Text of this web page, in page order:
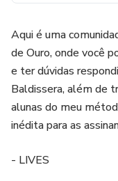
Aqui é uma
de Ouro, onde você
e ter dúvidas
Baldissera, além de
alunas do meu
inédita para as
- LIVES